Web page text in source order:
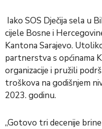
Iako SOS Dječija sela u
cijele Bosne i
Kantona Sarajevo.
partnerstva s općinama
organizacije i pružili
troškova na godišnjem
2023. godinu.
„Gotovo tri decenije